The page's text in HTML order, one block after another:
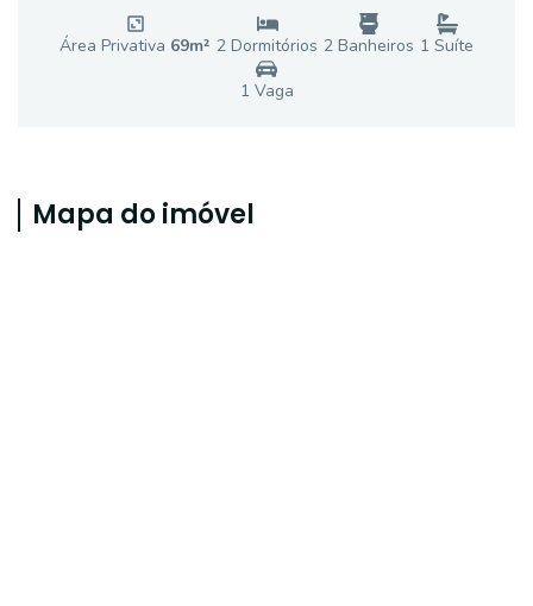
Área Privativa 69m² 2 Dormitórios 2 Banheiros 1 Suíte
1 Vaga
Mapa do imóvel